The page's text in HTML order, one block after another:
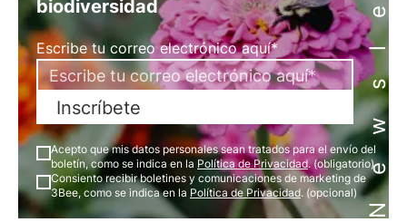
biodiversidad
Escribe tu correo electrónico aquí*
Inscríbete
Acepto que mis datos personales sean tratados para el envío del
boletín, como se indica en la Política de Privacidad. (obligatorio)
Consiento recibir boletines y comunicaciones de marketing de
3Bee, como se indica en la Política de Privacidad. (opcional)